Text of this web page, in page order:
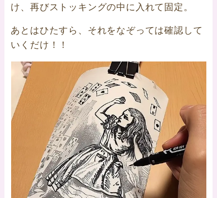
け、再びストッキングの中に入れて固定。
あとはひたすら、それをなぞっては確認して
いくだけ！！